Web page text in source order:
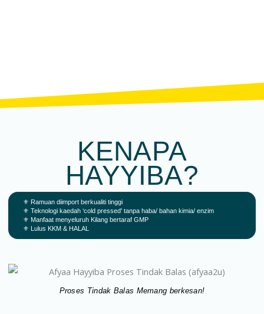
KENAPA
HAYYIBA?
⚜️ Ramuan diimport berkualiti tinggi
⚜️ Teknologi kaedah ‘cold pressed' tanpa haba/ bahan kimia/ enzim
⚜️ Manfaat menyeluruh Kilang bertaraf GMP
⚜️ Lulus KKM & HALAL
Proses Tindak Balas Memang berkesan!